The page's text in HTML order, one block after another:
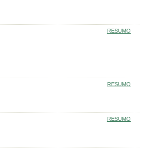
RESUMO
RESUMO
RESUMO